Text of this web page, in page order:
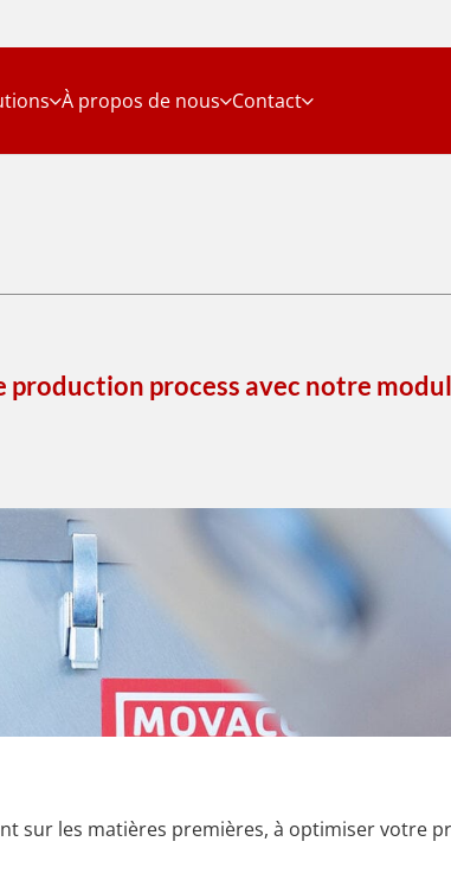
À propos de nous Contact
production process avec notre
sur les matières premières, à optimiser votre